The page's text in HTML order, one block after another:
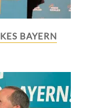
BAYERN